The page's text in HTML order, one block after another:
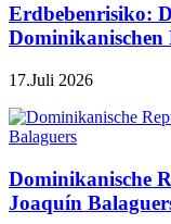
Erdbebenrisiko:
Dominikanischen
17.Juli 2026
Dominikanische
Joaquín